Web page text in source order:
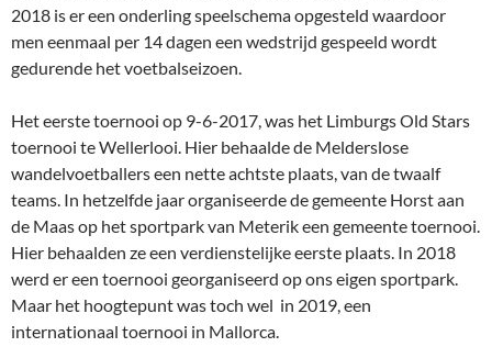
2018 is er een onderling speelschema opgesteld waardoor
men eenmaal per 14 dagen een wedstrijd gespeeld wordt
gedurende het voetbalseizoen.
Het eerste toernooi op 9-6-2017, was het Limburgs Old Stars
toernooi te Wellerlooi. Hier behaalde de Melderslose
wandelvoetballers een nette achtste plaats, van de twaalf
teams. In hetzelfde jaar organiseerde de gemeente Horst aan
de Maas op het sportpark van Meterik een gemeente toernooi.
Hier behaalden ze een verdienstelijke eerste plaats. In 2018
werd er een toernooi georganiseerd op ons eigen sportpark.
Maar het hoogtepunt was toch wel in 2019, een
internationaal toernooi in Mallorca.